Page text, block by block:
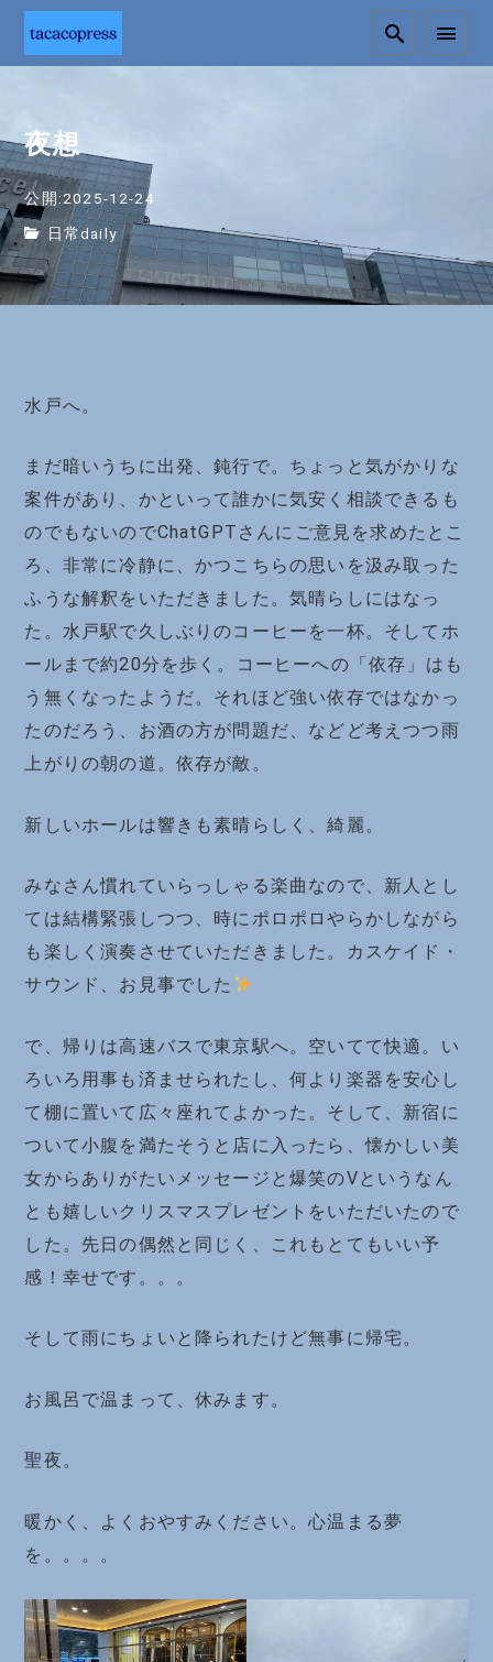
夜想
公開:2025-12-24
日常daily
水戸へ。
まだ暗いうちに出発、鈍行で。ちょっと気がかりな
案件があり、かといって誰かに気安く相談できるも
のでもないのでChatGPTさんにご意見を求めたとこ
ろ、非常に冷静に、かつこちらの思いを汲み取った
ふうな解釈をいただきました。気晴らしにはなっ
た。水戸駅で久しぶりのコーヒーを一杯。そしてホ
ールまで約20分を歩く。コーヒーへの「依存」はも
う無くなったようだ。それほど強い依存ではなかっ
たのだろう、お酒の方が問題だ、などど考えつつ雨
上がりの朝の道。依存が敵。
新しいホールは響きも素晴らしく、綺麗。
みなさん慣れていらっしゃる楽曲なので、新人とし
ては結構緊張しつつ、時にポロポロやらかしながら
も楽しく演奏させていただきました。カスケイド・
サウンド、お見事でした
で、帰りは高速バスで東京駅へ。空いてて快適。い
ろいろ用事も済ませられたし、何より楽器を安心し
て棚に置いて広々座れてよかった。そして、新宿に
ついて小腹を満たそうと店に入ったら、懐かしい美
女からありがたいメッセージと爆笑のVというなん
とも嬉しいクリスマスプレゼントをいただいたので
した。先日の偶然と同じく、これもとてもいい予
感！幸せです。。。
そして雨にちょいと降られたけど無事に帰宅。
お風呂で温まって、休みます。
聖夜。
暖かく、よくおやすみください。心温まる夢
を。。。。